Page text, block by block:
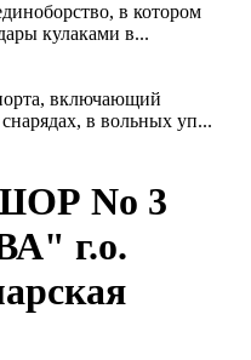
в котором
кулаками в...
включающий
в вольных уп...
No 3
г.о.